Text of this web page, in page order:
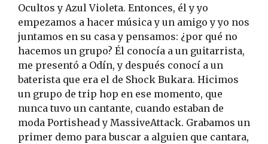
Ocultos y Azul Violeta. Entonces, él y yo
empezamos a hacer música y un amigo y yo nos
juntamos en su casa y pensamos: ¿por qué no
hacemos un grupo? Él conocía a un guitarrista,
me presentó a Odín, y después conocí a un
baterista que era el de Shock Bukara. Hicimos
un grupo de trip hop en ese momento, que
nunca tuvo un cantante, cuando estaban de
moda Portishead y MassiveAttack. Grabamos un
primer demo para buscar a alguien que cantara,